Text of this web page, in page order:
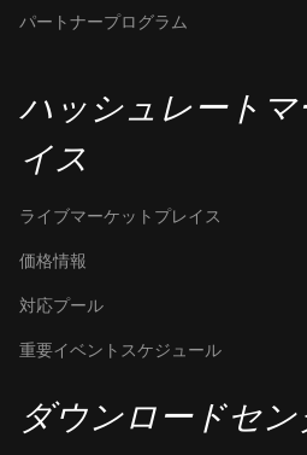
パートナープログラム
ハッシュレート
イス
ライブマーケットプレイス
価格情報
対応プール
重要イベントスケジュール
ダウンロードセ